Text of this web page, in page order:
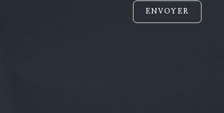
ENVOYER